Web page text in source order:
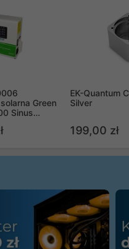
Green
Sinus
EK-Quantum
Silver
199,00 zł